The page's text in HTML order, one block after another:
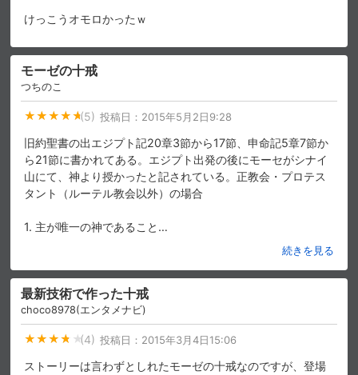
けっこうオモロかったｗ
モーゼの十戒
つちのこ
(5) 投稿日： 2015年5月2日9:28
旧約聖書の出エジプト記20章3節から17節、申命記5章7節か
ら21節に書かれてある。エジプト出発の後にモーセがシナイ
山にて、神より授かったと記されている。正教会・プロテス
タント（ルーテル教会以外）の場合
1. 主が唯一の神であること …
続きを見る
最新技術で作った十戒
choco8978(エンタメナビ)
(4) 投稿日： 2015年3月4日15:06
ストーリーは言わずとしれたモーゼの十戒なのですが、登場